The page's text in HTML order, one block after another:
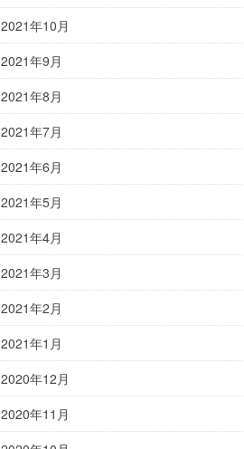
2021年10月
2021年9月
2021年8月
2021年7月
2021年6月
2021年5月
2021年4月
2021年3月
2021年2月
2021年1月
2020年12月
2020年11月